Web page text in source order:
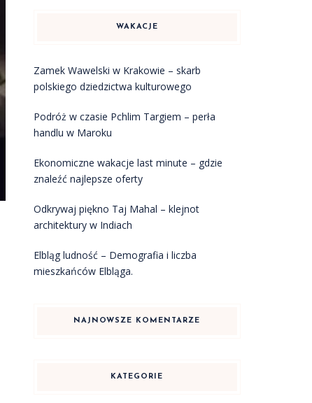
WAKACJE
Zamek Wawelski w Krakowie – skarb
polskiego dziedzictwa kulturowego
Podróż w czasie Pchlim Targiem – perła
handlu w Maroku
Ekonomiczne wakacje last minute – gdzie
znaleźć najlepsze oferty
Odkrywaj piękno Taj Mahal – klejnot
architektury w Indiach
Elbląg ludność – Demografia i liczba
mieszkańców Elbląga.
NAJNOWSZE KOMENTARZE
KATEGORIE